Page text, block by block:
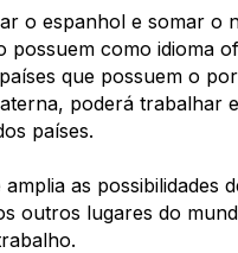
o espanhol e somar o
possuem como idioma
que possuem o
poderá trabalhar
países.
as possibilidades
outros lugares do